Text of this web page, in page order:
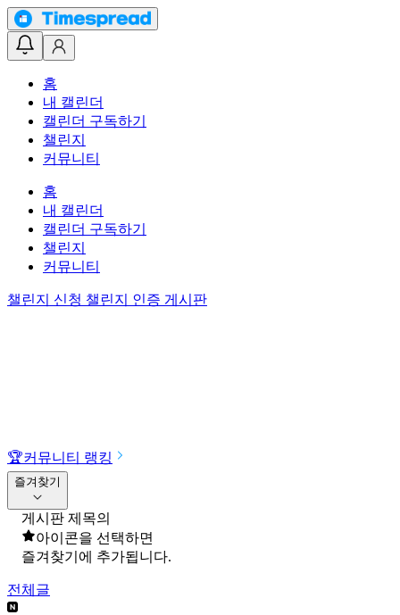
홈
내 캘린더
캘린더 구독하기
챌린지
커뮤니티
홈
내 캘린더
캘린더 구독하기
챌린지
커뮤니티
챌린지 신청 챌린지 인증 게시판
🏆커뮤니티 랭킹
즐겨찾기
게시판 제목의
아이콘을 선택하면
즐겨찾기에 추가됩니다.
전체글